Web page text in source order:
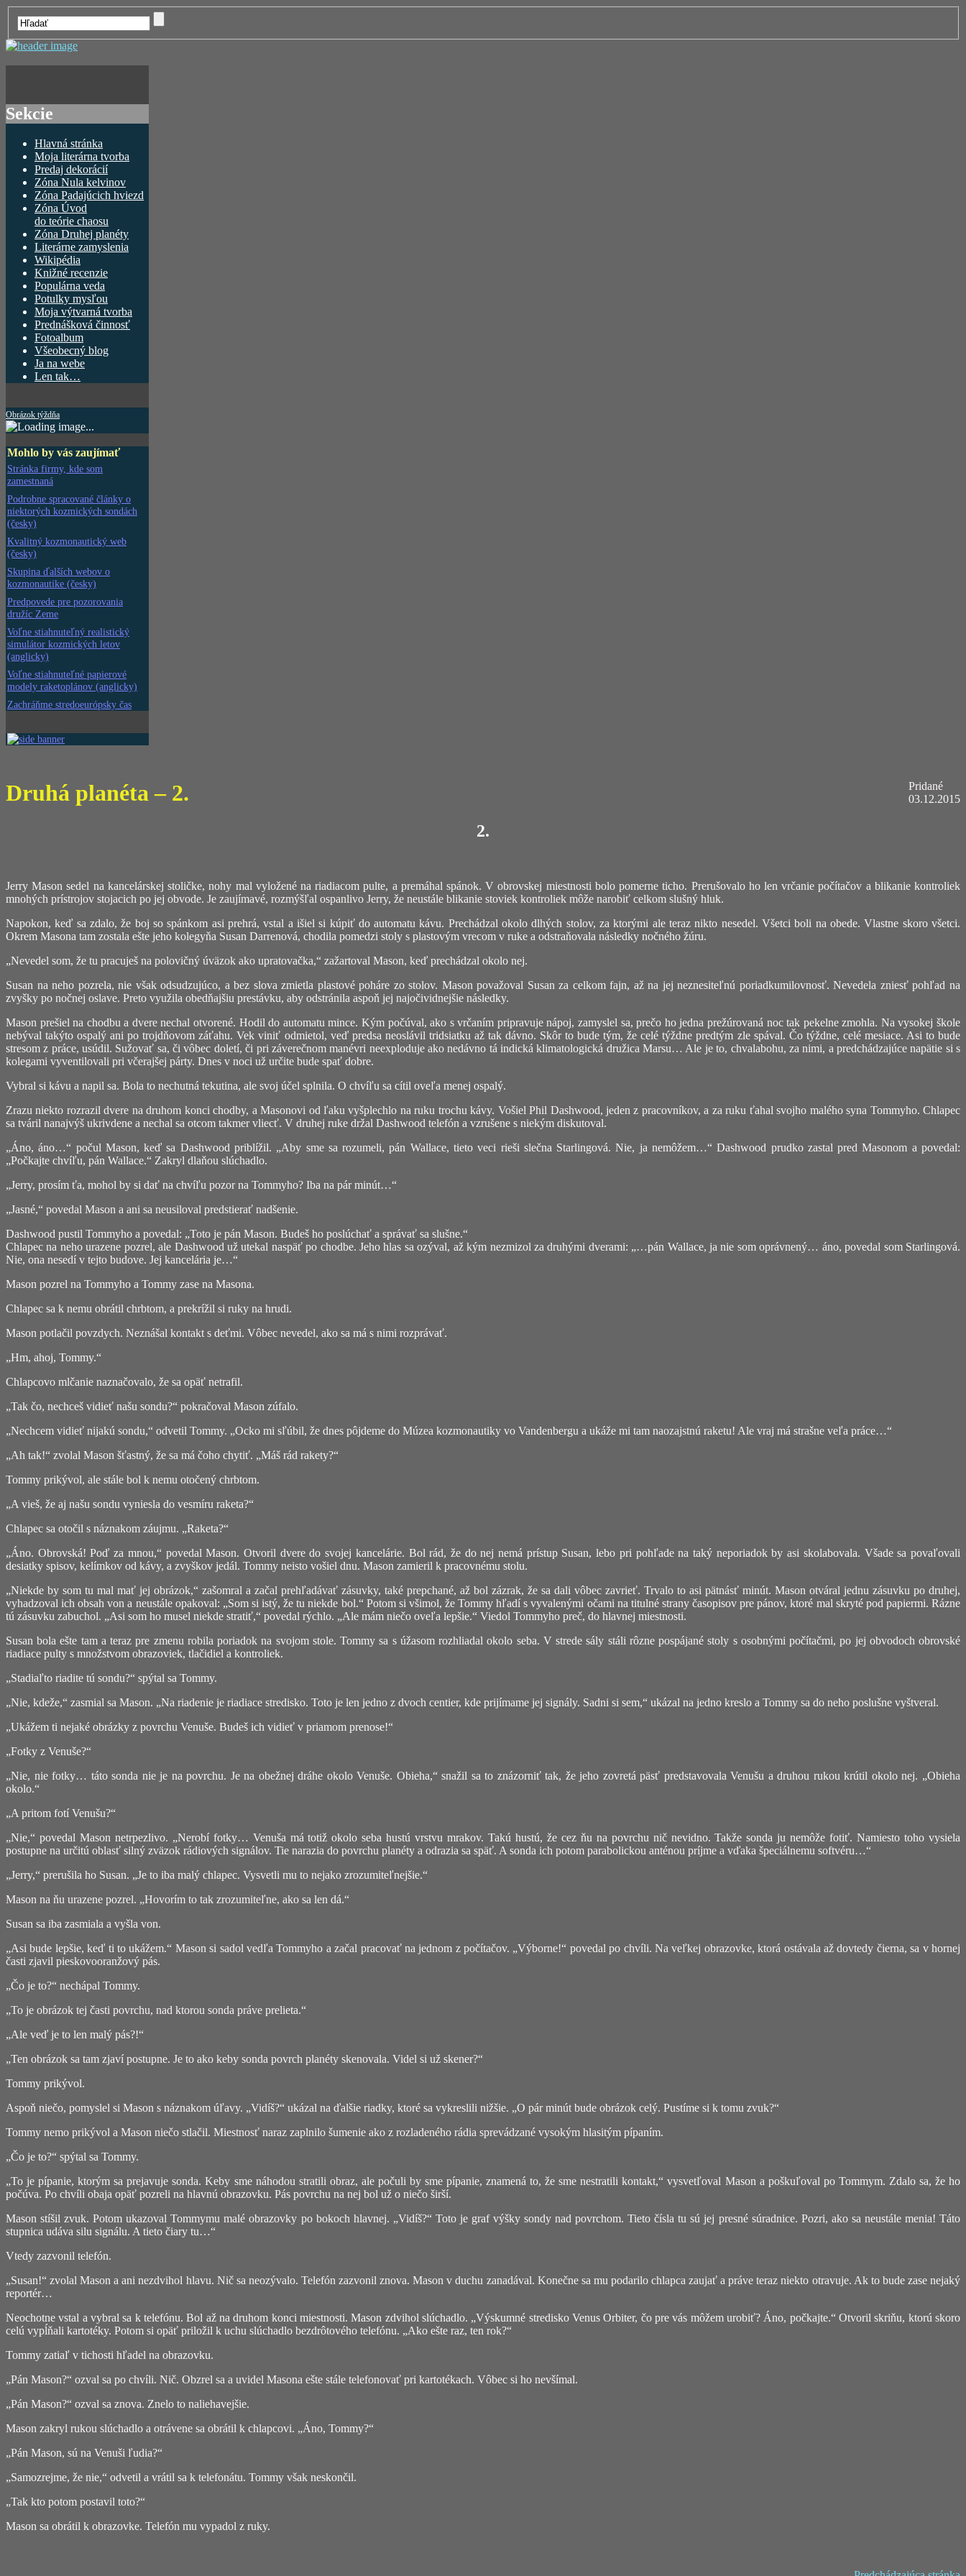
Sekcie
Hlavná stránka
Moja literárna tvorba
Predaj dekorácií
Zóna Nula kelvinov
Zóna Padajúcich hviezd
Zóna Úvod
do teórie chaosu
Zóna Druhej planéty
Literárne zamyslenia
Wikipédia
Knižné recenzie
Populárna veda
Potulky mysľou
Moja výtvarná tvorba
Prednášková činnosť
Fotoalbum
Všeobecný blog
Ja na webe
Len tak…
Obrázok týždňa
Mohlo by vás zaujímať
Stránka firmy, kde som
zamestnaná
Podrobne spracované články o
niektorých kozmických sondách
(česky)
Kvalitný kozmonautický web
(česky)
Skupina ďalších webov o
kozmonautike (česky)
Predpovede pre pozorovania
družíc Zeme
Voľne stiahnuteľný realistický
simulátor kozmických letov
(anglicky)
Voľne stiahnuteľné papierové
modely raketoplánov (anglicky)
Zachráňme stredoeurópsky čas
Pridané
03.12.2015
Druhá planéta – 2.
2.
Jerry Mason sedel na kancelárskej stoličke, nohy mal vyložené na riadiacom pulte, a premáhal spánok. V obrovskej miestnosti bolo pomerne ticho. Prerušovalo ho len vrčanie počítačov a blikanie kontroliek
mnohých prístrojov stojacich po jej obvode. Je zaujímavé, rozmýšľal ospanlivo Jerry, že neustále blikanie stoviek kontroliek môže narobiť celkom slušný hluk.
Napokon, keď sa zdalo, že boj so spánkom asi prehrá, vstal a išiel si kúpiť do automatu kávu. Prechádzal okolo dlhých stolov, za ktorými ale teraz nikto nesedel. Všetci boli na obede. Vlastne skoro všetci.
Okrem Masona tam zostala ešte jeho kolegyňa Susan Darrenová, chodila pomedzi stoly s plastovým vrecom v ruke a odstraňovala následky nočného žúru.
„Nevedel som, že tu pracuješ na polovičný úväzok ako upratovačka,“ zažartoval Mason, keď prechádzal okolo nej.
Susan na neho pozrela, nie však odsudzujúco, a bez slova zmietla plastové poháre zo stolov. Mason považoval Susan za celkom fajn, až na jej neznesiteľnú poriadkumilovnosť. Nevedela zniesť pohľad na
zvyšky po nočnej oslave. Preto využila obedňajšiu prestávku, aby odstránila aspoň jej najočividnejšie následky.
Mason prešiel na chodbu a dvere nechal otvorené. Hodil do automatu mince. Kým počúval, ako s vrčaním pripravuje nápoj, zamyslel sa, prečo ho jedna prežúrovaná noc tak pekelne zmohla. Na vysokej škole
nebýval takýto ospalý ani po trojdňovom záťahu. Vek viniť odmietol, veď predsa neoslávil tridsiatku až tak dávno. Skôr to bude tým, že celé týždne predtým zle spával. Čo týždne, celé mesiace. Asi to bude
stresom z práce, usúdil. Sužovať sa, či vôbec doletí, či pri záverečnom manévri neexploduje ako nedávno tá indická klimatologická družica Marsu… Ale je to, chvalabohu, za nimi, a predchádzajúce napätie si s
kolegami vyventilovali pri včerajšej párty. Dnes v noci už určite bude spať dobre.
Vybral si kávu a napil sa. Bola to nechutná tekutina, ale svoj účel splnila. O chvíľu sa cítil oveľa menej ospalý.
Zrazu niekto rozrazil dvere na druhom konci chodby, a Masonovi od ľaku vyšplechlo na ruku trochu kávy. Vošiel Phil Dashwood, jeden z pracovníkov, a za ruku ťahal svojho malého syna Tommyho. Chlapec
sa tváril nanajvýš ukrivdene a nechal sa otcom takmer vliecť. V druhej ruke držal Dashwood telefón a vzrušene s niekým diskutoval.
„Áno, áno…“ počul Mason, keď sa Dashwood priblížil. „Aby sme sa rozumeli, pán Wallace, tieto veci rieši slečna Starlingová. Nie, ja nemôžem…“ Dashwood prudko zastal pred Masonom a povedal:
„Počkajte chvíľu, pán Wallace.“ Zakryl dlaňou slúchadlo.
„Jerry, prosím ťa, mohol by si dať na chvíľu pozor na Tommyho? Iba na pár minút…“
„Jasné,“ povedal Mason a ani sa neusiloval predstierať nadšenie.
Dashwood pustil Tommyho a povedal: „Toto je pán Mason. Budeš ho poslúchať a správať sa slušne.“
Chlapec na neho urazene pozrel, ale Dashwood už utekal naspäť po chodbe. Jeho hlas sa ozýval, až kým nezmizol za druhými dverami: „…pán Wallace, ja nie som oprávnený… áno, povedal som Starlingová.
Nie, ona nesedí v tejto budove. Jej kancelária je…“
Mason pozrel na Tommyho a Tommy zase na Masona.
Chlapec sa k nemu obrátil chrbtom, a prekrížil si ruky na hrudi.
Mason potlačil povzdych. Neznášal kontakt s deťmi. Vôbec nevedel, ako sa má s nimi rozprávať.
„Hm, ahoj, Tommy.“
Chlapcovo mlčanie naznačovalo, že sa opäť netrafil.
„Tak čo, nechceš vidieť našu sondu?“ pokračoval Mason zúfalo.
„Nechcem vidieť nijakú sondu,“ odvetil Tommy. „Ocko mi sľúbil, že dnes pôjdeme do Múzea kozmonautiky vo Vandenbergu a ukáže mi tam naozajstnú raketu! Ale vraj má strašne veľa práce…“
„Ah tak!“ zvolal Mason šťastný, že sa má čoho chytiť. „Máš rád rakety?“
Tommy prikývol, ale stále bol k nemu otočený chrbtom.
„A vieš, že aj našu sondu vyniesla do vesmíru raketa?“
Chlapec sa otočil s náznakom záujmu. „Raketa?“
„Áno. Obrovská! Poď za mnou,“ povedal Mason. Otvoril dvere do svojej kancelárie. Bol rád, že do nej nemá prístup Susan, lebo pri pohľade na taký neporiadok by asi skolabovala. Všade sa povaľovali
desiatky spisov, kelímkov od kávy, a zvyškov jedál. Tommy neisto vošiel dnu. Mason zamieril k pracovnému stolu.
„Niekde by som tu mal mať jej obrázok,“ zašomral a začal prehľadávať zásuvky, také prepchané, až bol zázrak, že sa dali vôbec zavrieť. Trvalo to asi pätnásť minút. Mason otváral jednu zásuvku po druhej,
vyhadzoval ich obsah von a neustále opakoval: „Som si istý, že tu niekde bol.“ Potom si všimol, že Tommy hľadí s vyvalenými očami na titulné strany časopisov pre pánov, ktoré mal skryté pod papiermi. Rázne
tú zásuvku zabuchol. „Asi som ho musel niekde stratiť,“ povedal rýchlo. „Ale mám niečo oveľa lepšie.“ Viedol Tommyho preč, do hlavnej miestnosti.
Susan bola ešte tam a teraz pre zmenu robila poriadok na svojom stole. Tommy sa s úžasom rozhliadal okolo seba. V strede sály stáli rôzne pospájané stoly s osobnými počítačmi, po jej obvodoch obrovské
riadiace pulty s množstvom obrazoviek, tlačidiel a kontroliek.
„Stadiaľto riadite tú sondu?“ spýtal sa Tommy.
„Nie, kdeže,“ zasmial sa Mason. „Na riadenie je riadiace stredisko. Toto je len jedno z dvoch centier, kde prijímame jej signály. Sadni si sem,“ ukázal na jedno kreslo a Tommy sa do neho poslušne vyštveral.
„Ukážem ti nejaké obrázky z povrchu Venuše. Budeš ich vidieť v priamom prenose!“
„Fotky z Venuše?“
„Nie, nie fotky… táto sonda nie je na povrchu. Je na obežnej dráhe okolo Venuše. Obieha,“ snažil sa to znázorniť tak, že jeho zovretá päsť predstavovala Venušu a druhou rukou krútil okolo nej. „Obieha
okolo.“
„A pritom fotí Venušu?“
„Nie,“ povedal Mason netrpezlivo. „Nerobí fotky… Venuša má totiž okolo seba hustú vrstvu mrakov. Takú hustú, že cez ňu na povrchu nič nevidno. Takže sonda ju nemôže fotiť. Namiesto toho vysiela
postupne na určitú oblasť silný zväzok rádiových signálov. Tie narazia do povrchu planéty a odrazia sa späť. A sonda ich potom parabolickou anténou príjme a vďaka špeciálnemu softvéru…“
„Jerry,“ prerušila ho Susan. „Je to iba malý chlapec. Vysvetli mu to nejako zrozumiteľnejšie.“
Mason na ňu urazene pozrel. „Hovorím to tak zrozumiteľne, ako sa len dá.“
Susan sa iba zasmiala a vyšla von.
„Asi bude lepšie, keď ti to ukážem.“ Mason si sadol vedľa Tommyho a začal pracovať na jednom z počítačov. „Výborne!“ povedal po chvíli. Na veľkej obrazovke, ktorá ostávala až dovtedy čierna, sa v hornej
časti zjavil pieskovooranžový pás.
„Čo je to?“ nechápal Tommy.
„To je obrázok tej časti povrchu, nad ktorou sonda práve prelieta.“
„Ale veď je to len malý pás?!“
„Ten obrázok sa tam zjaví postupne. Je to ako keby sonda povrch planéty skenovala. Videl si už skener?“
Tommy prikývol.
Aspoň niečo, pomyslel si Mason s náznakom úľavy. „Vidíš?“ ukázal na ďalšie riadky, ktoré sa vykreslili nižšie. „O pár minút bude obrázok celý. Pustíme si k tomu zvuk?“
Tommy nemo prikývol a Mason niečo stlačil. Miestnosť naraz zaplnilo šumenie ako z rozladeného rádia sprevádzané vysokým hlasitým pípaním.
„Čo je to?“ spýtal sa Tommy.
„To je pípanie, ktorým sa prejavuje sonda. Keby sme náhodou stratili obraz, ale počuli by sme pípanie, znamená to, že sme nestratili kontakt,“ vysvetľoval Mason a poškuľoval po Tommym. Zdalo sa, že ho
počúva. Po chvíli obaja opäť pozreli na hlavnú obrazovku. Pás povrchu na nej bol už o niečo širší.
Mason stíšil zvuk. Potom ukazoval Tommymu malé obrazovky po bokoch hlavnej. „Vidíš?“ Toto je graf výšky sondy nad povrchom. Tieto čísla tu sú jej presné súradnice. Pozri, ako sa neustále menia! Táto
stupnica udáva silu signálu. A tieto čiary tu…“
Vtedy zazvonil telefón.
„Susan!“ zvolal Mason a ani nezdvihol hlavu. Nič sa neozývalo. Telefón zazvonil znova. Mason v duchu zanadával. Konečne sa mu podarilo chlapca zaujať a práve teraz niekto otravuje. Ak to bude zase nejaký
reportér…
Neochotne vstal a vybral sa k telefónu. Bol až na druhom konci miestnosti. Mason zdvihol slúchadlo. „Výskumné stredisko Venus Orbiter, čo pre vás môžem urobiť? Áno, počkajte.“ Otvoril skriňu, ktorú skoro
celú vypĺňali kartotéky. Potom si opäť priložil k uchu slúchadlo bezdrôtového telefónu. „Ako ešte raz, ten rok?“
Tommy zatiaľ v tichosti hľadel na obrazovku.
„Pán Mason?“ ozval sa po chvíli. Nič. Obzrel sa a uvidel Masona ešte stále telefonovať pri kartotékach. Vôbec si ho nevšímal.
„Pán Mason?“ ozval sa znova. Znelo to naliehavejšie.
Mason zakryl rukou slúchadlo a otrávene sa obrátil k chlapcovi. „Áno, Tommy?“
„Pán Mason, sú na Venuši ľudia?“
„Samozrejme, že nie,“ odvetil a vrátil sa k telefonátu. Tommy však neskončil.
„Tak kto potom postavil toto?“
Mason sa obrátil k obrazovke. Telefón mu vypadol z ruky.